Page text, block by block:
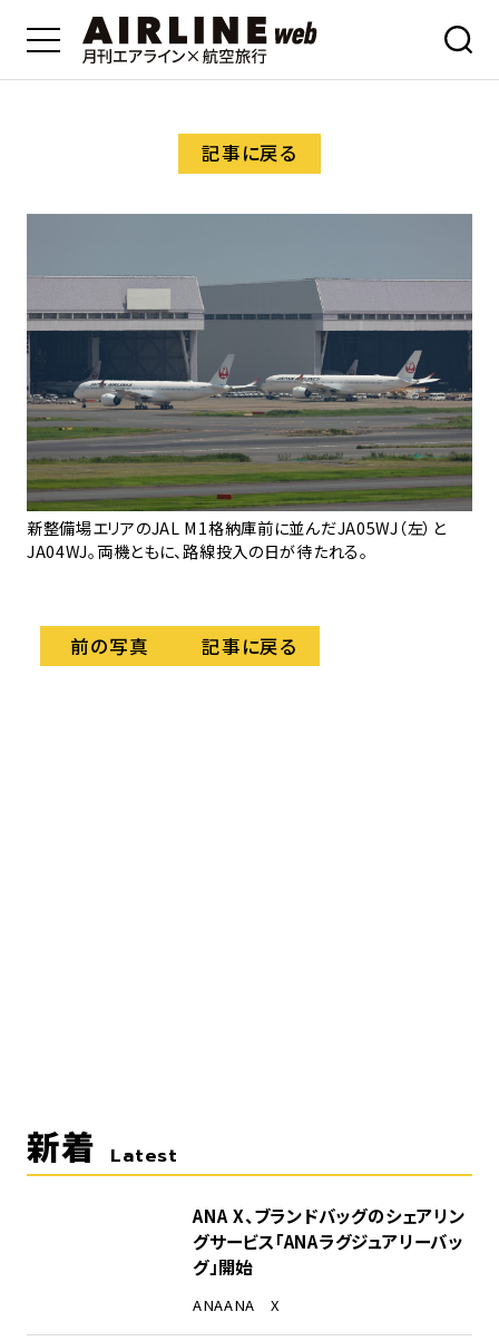
記事に戻る
新整備場エリアのJAL M1格納庫前に並んだJA05WJ（左）と
JA04WJ。両機ともに、路線投入の日が待たれる。
前の写真 記事に戻る
新着 Latest
ANA X、ブランドバッグのシェアリン
グサービス「ANAラグジュアリーバッ
グ」開始
ANAANA X